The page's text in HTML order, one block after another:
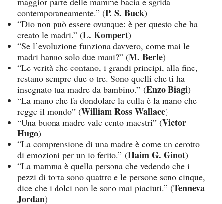
contemporaneamente.” (P. S. Buck)
“Dio non può essere ovunque: è per questo che ha
creato le madri.” (L. Kompert)
“Se l’evoluzione funziona davvero, come mai le
madri hanno solo due mani?” (M. Berle)
“Le verità che contano, i grandi principi, alla fine,
restano sempre due o tre. Sono quelli che ti ha
insegnato tua madre da bambino.” (Enzo Biagi)
“La mano che fa dondolare la culla è la mano che
regge il mondo” (William Ross Wallace)
“Una buona madre vale cento maestri” (Victor
Hugo)
“La comprensione di una madre è come un cerotto
di emozioni per un io ferito.” (Haim G. Ginot)
“La mamma è quella persona che vedendo che i
pezzi di torta sono quattro e le persone sono cinque,
dice che i dolci non le sono mai piaciuti.” (Tenneva
Jordan)